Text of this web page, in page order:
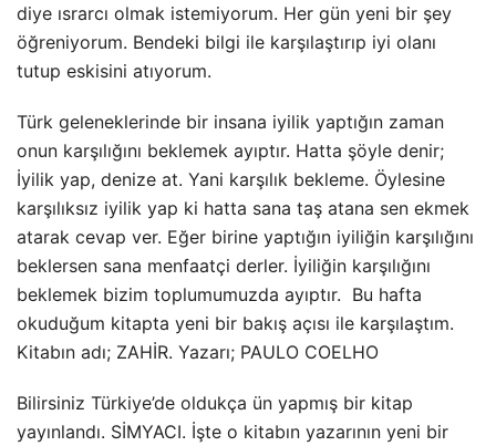
diye ısrarcı olmak istemiyorum. Her gün yeni bir şey
öğreniyorum. Bendeki bilgi ile karşılaştırıp iyi olanı
tutup eskisini atıyorum.
Türk geleneklerinde bir insana iyilik yaptığın zaman
onun karşılığını beklemek ayıptır. Hatta şöyle denir;
İyilik yap, denize at. Yani karşılık bekleme. Öylesine
karşılıksız iyilik yap ki hatta sana taş atana sen ekmek
atarak cevap ver. Eğer birine yaptığın iyiliğin karşılığını
beklersen sana menfaatçi derler. İyiliğin karşılığını
beklemek bizim toplumumuzda ayıptır. Bu hafta
okuduğum kitapta yeni bir bakış açısı ile karşılaştım.
Kitabın adı; ZAHİR. Yazarı; PAULO COELHO
Bilirsiniz Türkiye’de oldukça ün yapmış bir kitap
yayınlandı. SİMYACI. İşte o kitabın yazarının yeni bir